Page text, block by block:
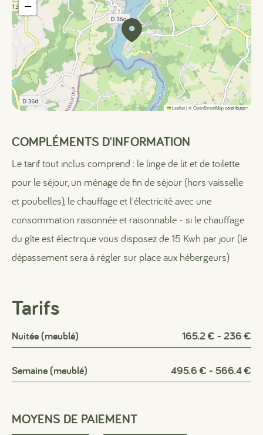
−
Leaflet|©OpenStreetMapcontributors
COMPLÉMENTS D'INFORMATION
Le tarif tout inclus comprend : le linge de lit et de toilette
pour le séjour, un ménage de fin de séjour (hors vaisselle
et poubelles), le chauffage et l'électricité avec une
consommation raisonnée et raisonnable - si le chauffage
du gîte est électrique vous disposez de 15 Kwh par jour (le
dépassement sera à régler sur place aux hébergeurs)
Tarifs
Nuitée (meublé) 165.2 € - 236 €
Semaine (meublé) 495.6 € - 566.4 €
MOYENS DE PAIEMENT